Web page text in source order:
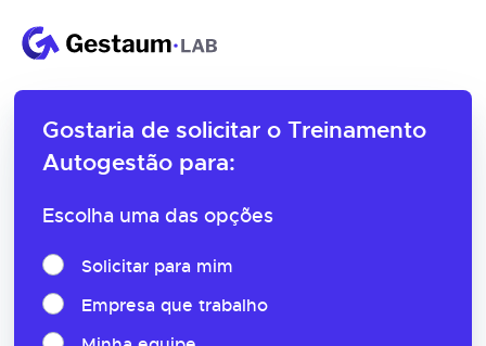
Gostaria de solicitar o Treinamento
Autogestão para:
Escolha uma das opções
Solicitar para mim
Empresa que trabalho